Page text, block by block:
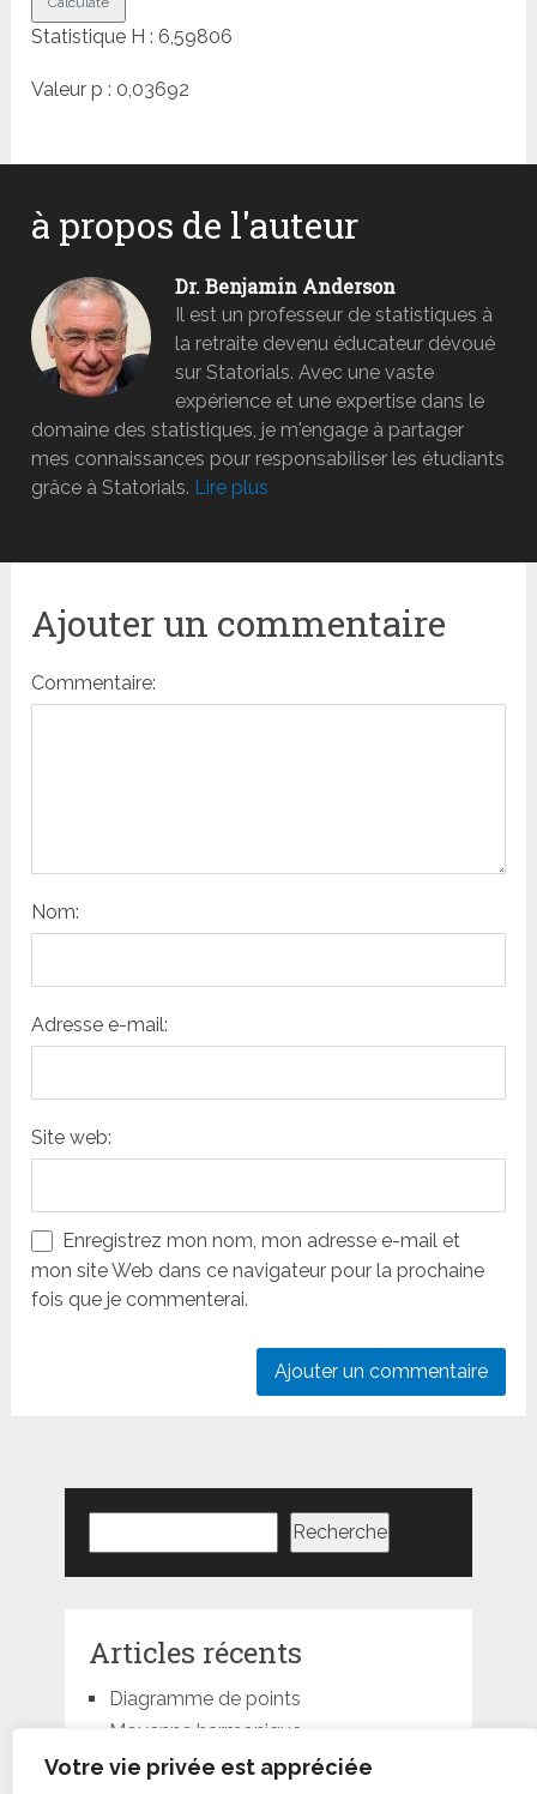
Votre vie privée est appréciée
Statistique H : 6,59806
Valeur p : 0,03692
à propos de l'auteur
Dr. Benjamin Anderson
Il est un professeur de statistiques à
la retraite devenu éducateur dévoué
sur Statorials. Avec une vaste
expérience et une expertise dans le
domaine des statistiques, je m'engage à partager
mes connaissances pour responsabiliser les étudiants
grâce à Statorials. Lire plus
Ajouter un commentaire
Commentaire:
Nom:
Adresse e-mail:
Site web:
Enregistrez mon nom, mon adresse e-mail et
mon site Web dans ce navigateur pour la prochaine
fois que je commenterai.
Recherche
Articles récents
Diagramme de points
Moyenne harmonique
Moyenne géométrique